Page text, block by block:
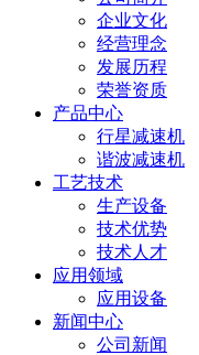
企业文化
经营理念
发展历程
荣誉资质
产品中心
行星减速机
谐波减速机
工艺技术
生产设备
技术优势
技术人才
应用领域
应用设备
新闻中心
公司新闻